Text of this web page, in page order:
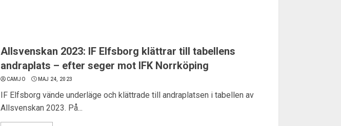
Allsvenskan 2023: IF Elfsborg klättrar till tabellens
andraplats – efter seger mot IFK Norrköping
CAMJO MAJ 24, 2023
IF Elfsborg vände underläge och klättrade till andraplatsen i tabellen av
Allsvenskan 2023. På...